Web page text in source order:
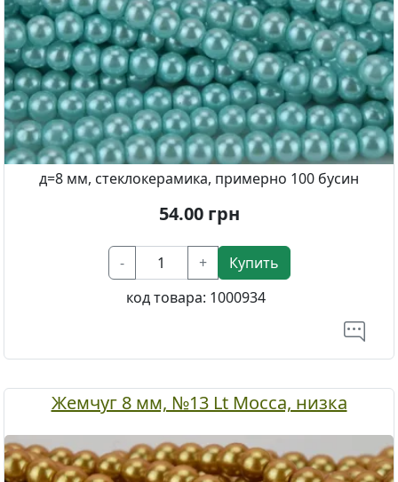
д=8 мм, стеклокерамика, примерно 100 бусин
54.00грн
- +
Купить
код товара: 1000934
Жемчуг 8 мм, №13 Lt Mocca, низка